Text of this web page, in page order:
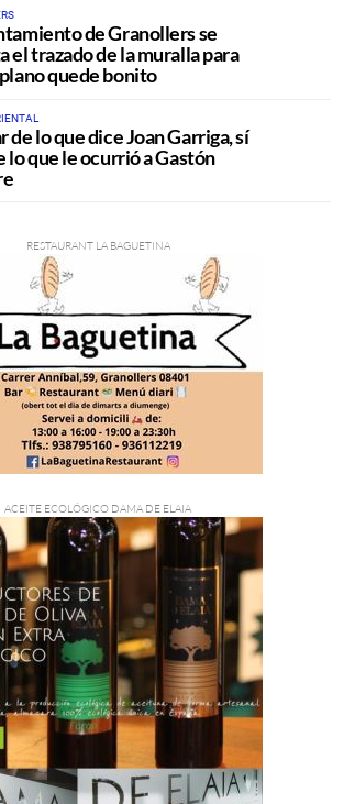
de Granollers se
el trazado de la muralla para
quede bonito
de lo que dice Joan Garriga, sí
lo que le ocurrió a Gastón